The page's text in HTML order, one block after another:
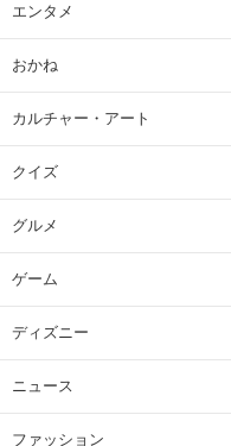
エンタメ
おかね
カルチャー・アート
クイズ
グルメ
ゲーム
ディズニー
ニュース
ファッション